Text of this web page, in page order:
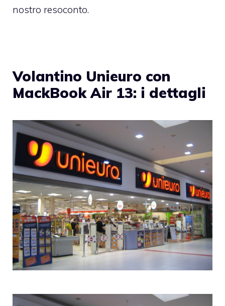
nostro resoconto.
Volantino Unieuro con
MackBook Air 13: i dettagli